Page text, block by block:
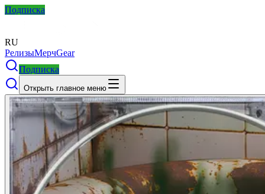
Подписка
RU
РелизыМерчGear
Подписка
Открыть главное меню